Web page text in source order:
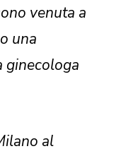
venuta a
una
ginecologa
al